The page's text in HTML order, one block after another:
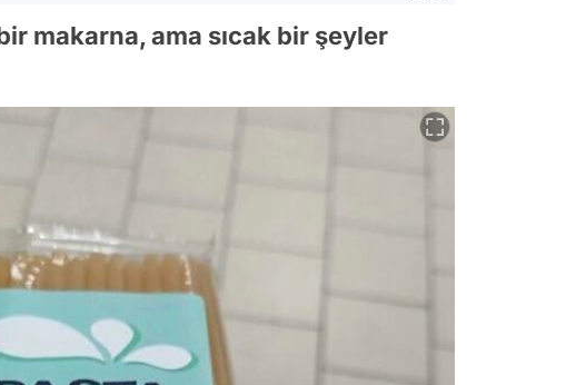
makarna, ama sıcak bir şeyler